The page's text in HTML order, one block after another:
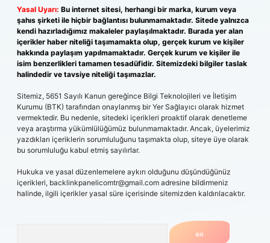
Yasal Uyarı: Bu internet sitesi, herhangi bir marka, kurum veya
şahıs şirketi ile hiçbir bağlantısı bulunmamaktadır. Sitede yalnızca
kendi hazırladığımız makaleler paylaşılmaktadır. Burada yer alan
içerikler haber niteliği taşımamakta olup, gerçek kurum ve kişiler
hakkında paylaşım yapılmamaktadır. Gerçek kurum ve kişiler ile
isim benzerlikleri tamamen tesadüfidir. Sitemizdeki bilgiler taslak
halindedir ve tavsiye niteliği taşımazlar.
Sitemiz, 5651 Sayılı Kanun gereğince Bilgi Teknolojileri ve İletişim
Kurumu (BTK) tarafından onaylanmış bir Yer Sağlayıcı olarak hizmet
vermektedir. Bu nedenle, sitedeki içerikleri proaktif olarak denetleme
veya araştırma yükümlülüğümüz bulunmamaktadır. Ancak, üyelerimiz
yazdıkları içeriklerin sorumluluğunu taşımakta olup, siteye üye olarak
bu sorumluluğu kabul etmiş sayılırlar.
Hukuka ve yasal düzenlemelere aykırı olduğunu düşündüğünüz
içerikleri, backlinkpanelicomtr@gmail.com adresine bildirmeniz
halinde, ilgili içerikler yasal süre içerisinde sitemizden kaldırılacaktır.